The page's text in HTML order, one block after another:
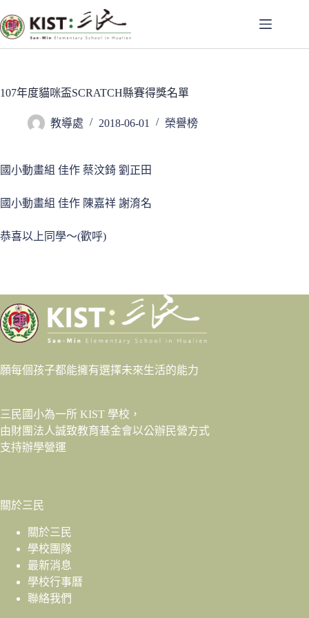
至
主
容
107年度貓咪盃SCRATCH縣賽得獎名單
教導處 2018-06-01 榮譽榜
國小動畫組 佳作 蔡汶錡 劉正田
國小動畫組 佳作 陳嘉祥 謝淯名
恭喜以上同學～(歡呼)
願每個孩子都能擁有選擇未來生活的能力
三民國小為一所 KIST 學校，
由財團法人誠致教育基金會以公辦民營方式
支持辦學營運
關於三民
關於三民
學校團隊
最新消息
學校行事曆
聯絡我們